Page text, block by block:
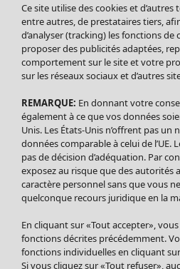
Soldes Vêtements
Tous les vêtements
Robes
Tuniques
Blouses
Tops
Gilets
Pantalon
Jupes
Leggings et collants
Accessoires
Ce site utilise des cookies et d’autres
entre autres, de prestataires tiers,
d’analyser (tracking) les fonctions de
proposer des publicités adaptées,
comportement sur le site et votre
sur les réseaux sociaux et d’autres
REMARQUE: En donnant votre
également à ce que vos données
Unis. Les États-Unis n’offrent pas
données comparable à celui de l’UE.
pas de décision d’adéquation. Par
exposez au risque que des autorités
caractère personnel sans que vous
quelconque recours juridique en la
En cliquant sur «Tout accepter»,
fonctions décrites précédemment.
fonctions individuelles en cliquant
Si vous cliquez sur «Tout refuser»,